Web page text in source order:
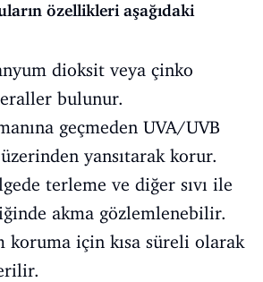
özellikleri aşağıdaki
dioksit veya çinko
bulunur.
geçmeden UVA/UVB
üzerinden yansıtarak korur.
terleme ve diğer sıvı ile
akma gözlemlenebilir.
koruma için kısa süreli olarak